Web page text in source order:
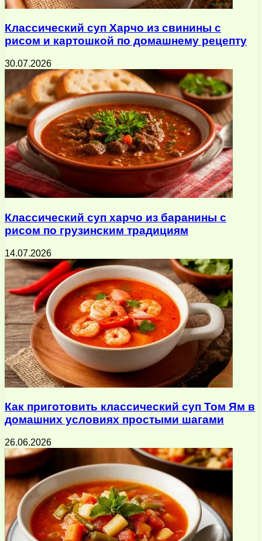
Классический суп Харчо из свинины с
рисом и картошкой по домашнему рецепту
30.07.2026
Классический суп харчо из баранины с
рисом по грузинским традициям
14.07.2026
Как приготовить классический суп Том Ям в
домашних условиях простыми шагами
26.06.2026